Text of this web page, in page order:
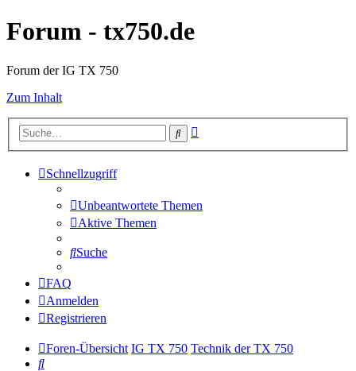
Forum - tx750.de
Forum der IG TX 750
Zum Inhalt
Suche
Schnellzugriff
Unbeantwortete Themen
Aktive Themen
Suche
FAQ
Anmelden
Registrieren
Foren-Übersicht IG TX 750 Technik der TX 750
Suche